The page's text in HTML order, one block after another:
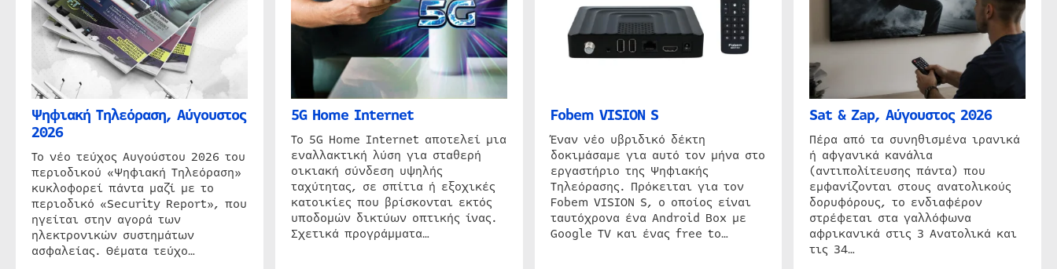
Ψηφιακή Τηλεόραση, Αύγουστος
2026
Το νέο τεύχος Αυγούστου 2026 του
περιοδικού «Ψηφιακή Τηλεόραση»
κυκλοφορεί πάντα μαζί με το
περιοδικό «Security Report», που
ηγείται στην αγορά των
ηλεκτρονικών συστημάτων
ασφαλείας. Θέματα τεύχο…
5G Home Internet
Το 5G Home Internet αποτελεί μια
εναλλακτική λύση για σταθερή
οικιακή σύνδεση υψηλής
ταχύτητας, σε σπίτια ή εξοχικές
κατοικίες που βρίσκονται εκτός
υποδομών δικτύων οπτικής ίνας.
Σχετικά προγράμματα…
Fobem VISION S
Έναν νέο υβριδικό δέκτη
δοκιμάσαμε για αυτό τον μήνα στο
εργαστήριο της Ψηφιακής
Τηλεόρασης. Πρόκειται για τον
Fobem VISION S, ο οποίος είναι
ταυτόχρονα ένα Android Box με
Google TV και ένας free to…
Sat & Zap, Αύγουστος 2026
Πέρα από τα συνηθισμένα ιρανικά
ή αφγανικά κανάλια
(αντιπολίτευσης πάντα) που
εμφανίζονται στους ανατολικούς
δορυφόρους, το ενδιαφέρον
στρέφεται στα γαλλόφωνα
αφρικανικά στις 3 Ανατολικά και
τις 34…